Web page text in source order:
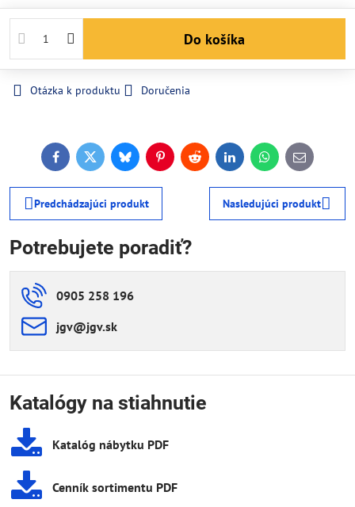
Do košíka
Otázka k produktu Doručenia
FacebookTwitterBlueskyPinterestReddit LinkedInWhatsApp
E-
mail
Predchádzajúci produkt Nasledujúci produkt
Potrebujete poradiť?
0905 258 196
jgv​@jgv​.sk
Katalógy na stiahnutie
Katalóg nábytku PDF
Cenník sortimentu PDF